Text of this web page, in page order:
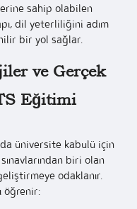
sahip olabilen
dil yeterliliğini adım
bir yol sağlar.
ve Gerçek
Eğitimi
üniversite kabulü için
biri olan
odaklanır.
öğrenir: